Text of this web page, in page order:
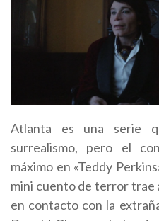
Atlanta es una serie
surrealismo, pero el
máximo en «Teddy
mini cuento de terror trae
en contacto con la